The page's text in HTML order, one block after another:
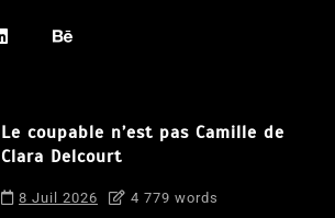
Le coupable n’est pas Camille de
Clara Delcourt
8 Juil 2026 4 779 words